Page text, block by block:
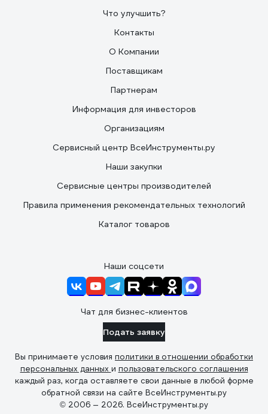
Что улучшить?
Контакты
О Компании
Поставщикам
Партнерам
Информация для инвесторов
Организациям
Сервисный центр ВсеИнструменты.ру
Наши закупки
Сервисные центры производителей
Правила применения рекомендательных технологий
Каталог товаров
Наши соцсети
Чат для бизнес-клиентов
Подать заявку
Вы принимаете условия политики в отношении обработки
персональных данных и пользовательского соглашения
каждый раз, когда оставляете свои данные в любой форме
обратной связи на сайте ВсеИнструменты.ру
© 2006 — 2026. ВсеИнструменты.ру